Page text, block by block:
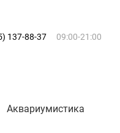
137-88-37 09:00-21:00
Аквариумистика
137-88-37
09:00-21:00
Корзина пуста